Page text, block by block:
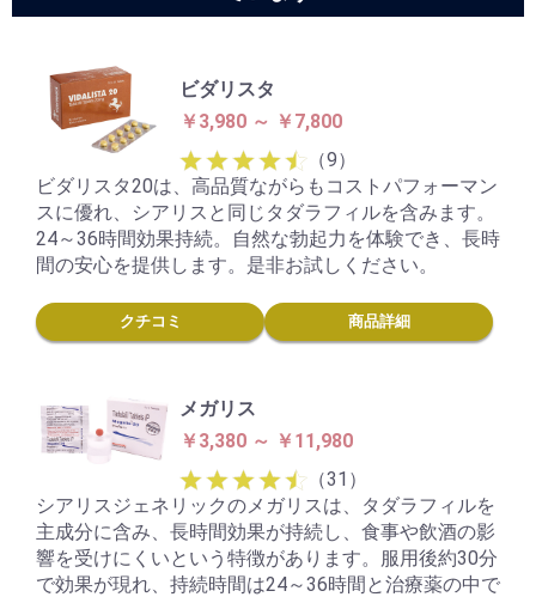
ビダリスタ
￥3,980 ～ ￥7,800
（9）
ビダリスタ20は、高品質ながらもコストパフォーマン
スに優れ、シアリスと同じタダラフィルを含みます。
24～36時間効果持続。自然な勃起力を体験でき、長時
間の安心を提供します。是非お試しください。
クチコミ 商品詳細
メガリス
￥3,380 ～ ￥11,980
（31）
シアリスジェネリックのメガリスは、タダラフィルを
主成分に含み、長時間効果が持続し、食事や飲酒の影
響を受けにくいという特徴があります。服用後約30分
で効果が現れ、持続時間は24～36時間と治療薬の中で